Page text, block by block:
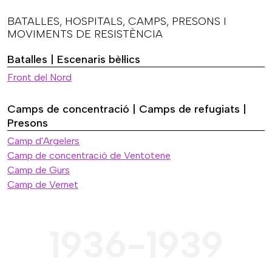
BATALLES, HOSPITALS, CAMPS, PRESONS I
MOVIMENTS DE RESISTÈNCIA
Batalles | Escenaris bèl·lics
Front del Nord
Camps de concentració | Camps de refugiats |
Presons
Camp d'Argelers
Camp de concentració de Ventotene
Camp de Gurs
Camp de Vernet